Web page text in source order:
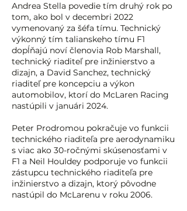
Andrea Stella povedie tím druhý rok po
tom, ako bol v decembri 2022
vymenovaný za šéfa tímu. Technický
výkonný tím talianskeho tímu F1
dopĺňajú noví členovia Rob Marshall,
technický riaditeľ pre inžinierstvo a
dizajn, a David Sanchez, technický
riaditeľ pre koncepciu a výkon
automobilov, ktorí do McLaren Racing
nastúpili v januári 2024.
Peter Prodromou pokračuje vo funkcii
technického riaditeľa pre aerodynamiku
s viac ako 30-ročnými skúsenosťami v
F1 a Neil Houldey podporuje vo funkcii
zástupcu technického riaditeľa pre
inžinierstvo a dizajn, ktorý pôvodne
nastúpil do McLarenu v roku 2006.